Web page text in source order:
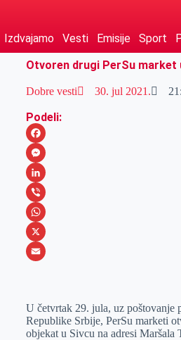
Izdvajamo Vesti Emisije Sport
Otvoren drugi PerSu market
Dobre vesti 30. jul 2021.
Podeli:
F
a
c
e
b
o
M
e
s
s
e
e
r
L
i
n
k
I
n
V
i
b
W
h
s
A
X
a
i
U četvrtak 29. jula, uz poštovanje
Republike Srbije, PerSu marketi
objekat u Sivcu na adresi Maršala